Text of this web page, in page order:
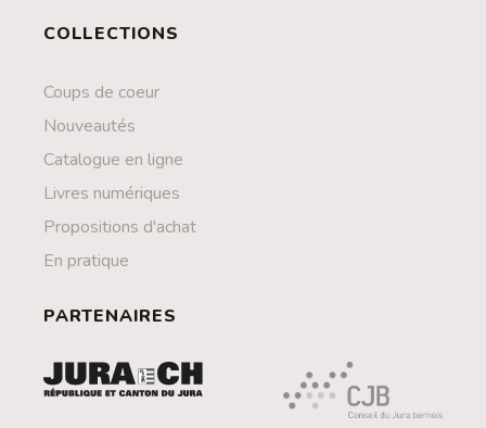
COLLECTIONS
Coups de coeur
Nouveautés
Catalogue en ligne
Livres numériques
Propositions d'achat
En pratique
PARTENAIRES